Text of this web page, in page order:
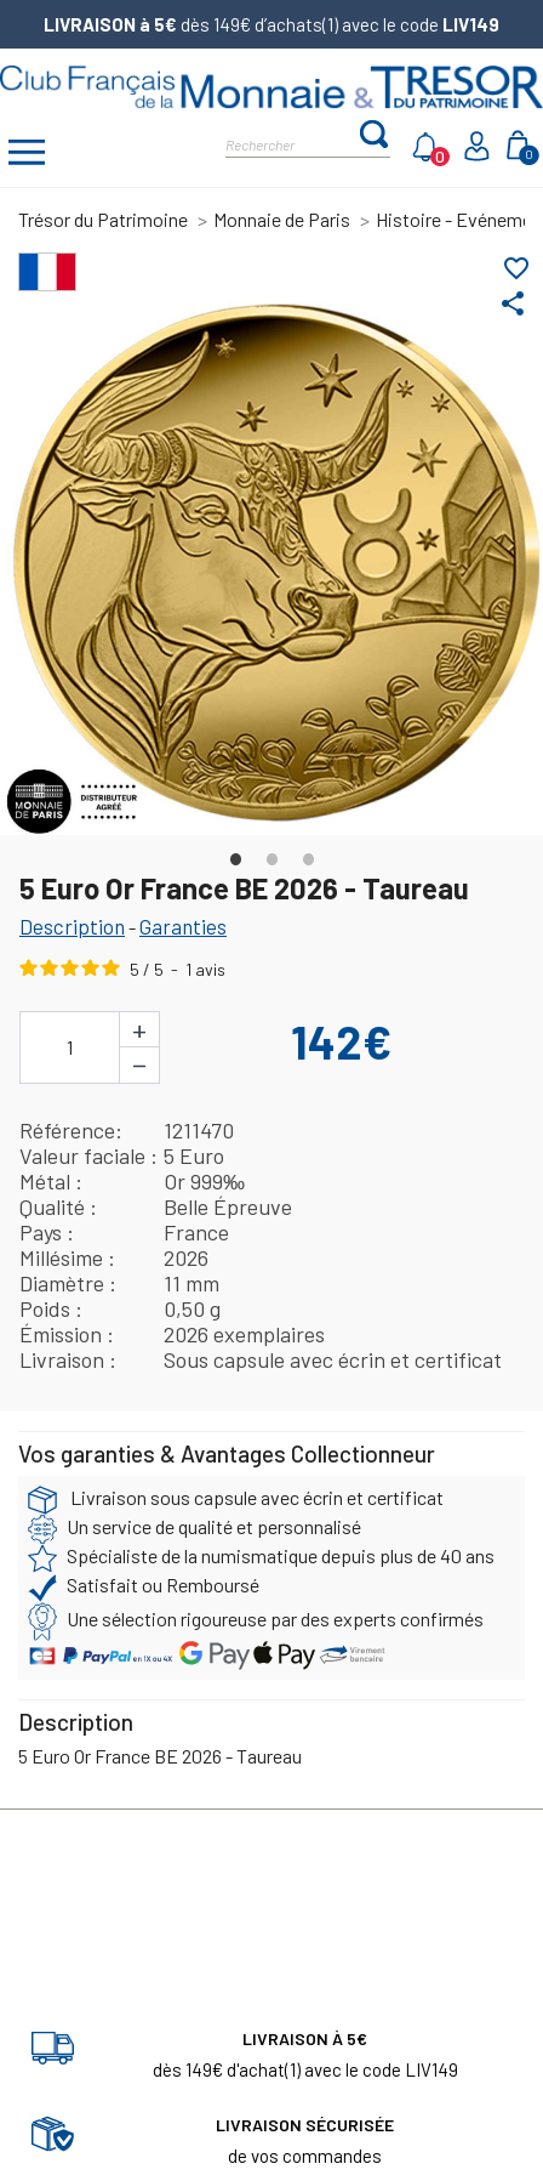
LIVRAISON à 5€ dès 149€ d’achats(1) avec le code LIV149
0
0
Trésor du Patrimoine Monnaie de Paris Histoire -
share
favorite_border
5 Euro Or France BE 2026 - Taureau
Description -Garanties
5 / 5 - 1 avis
1
+
−
142€
Référence
1211470
Valeur faciale
5 Euro
Métal
Or 999‰
Qualité
Belle Épreuve
Pays
France
Millésime
2026
Diamètre
11 mm
Poids
0,50 g
Émission
2026 exemplaires
Livraison
Sous capsule avec écrin et certificat
Vos garanties & Avantages Collectionneur
Livraison sous capsule avec écrin et certificat
Un service de qualité et personnalisé
Spécialiste de la numismatique depuis plus de 40 ans
Satisfait ou Remboursé
Une sélection rigoureuse par des experts confirmés
Description
5 Euro Or France BE 2026 - Taureau
LIVRAISON À 5€
dès 149€ d'achat(1) avec le code LIV149
LIVRAISON SÉCURISÉE
de vos commandes